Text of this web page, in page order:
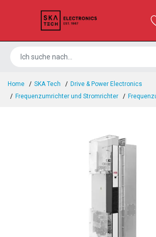
Home SKA Tech
Drive & Power Electronics
Frequenzumrichter und Stromrichter